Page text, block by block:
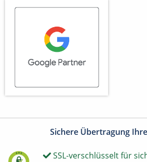
Sichere Übertragung
SSL-verschlüsselt für